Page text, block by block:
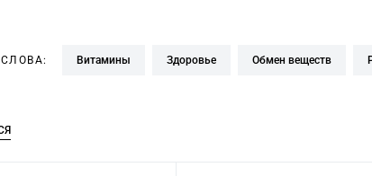
витамины здоровье обмен веществ